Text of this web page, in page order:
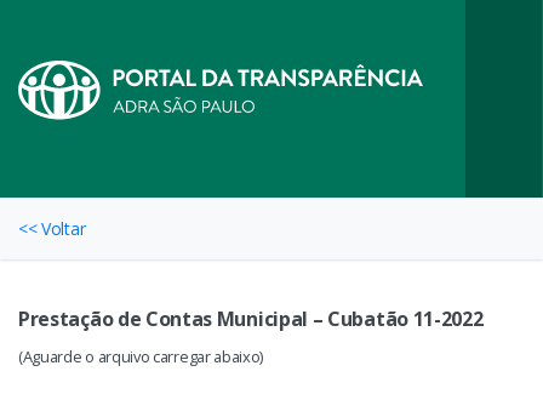
<< Voltar
Prestação de Contas Municipal – Cubatão 11-2022
(Aguarde o arquivo carregar abaixo)